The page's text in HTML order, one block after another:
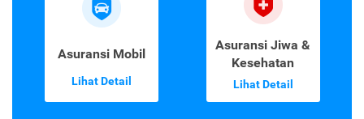
Asuransi Mobil
Lihat Detail
Asuransi Jiwa &
Kesehatan
Lihat Detail